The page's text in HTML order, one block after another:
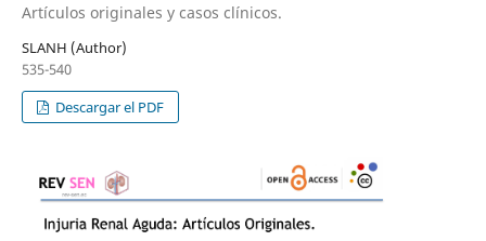
Artículos originales y casos clínicos.
SLANH (Author)
535-540
Descargar el PDF